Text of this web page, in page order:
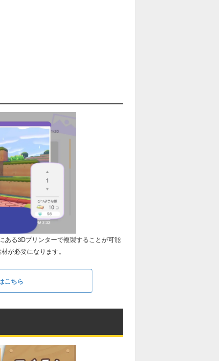
ある3Dプリンターで複製することが可能
が必要になります。
こちら